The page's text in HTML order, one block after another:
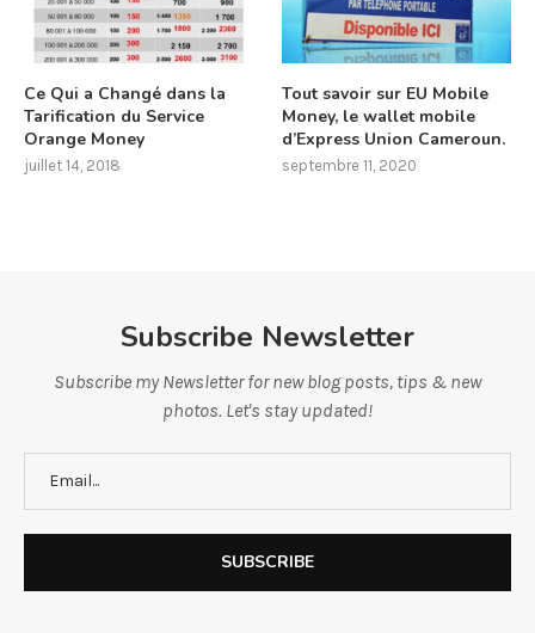
Ce Qui a Changé dans la
Tarification du Service
Orange Money
juillet 14, 2018
Tout savoir sur EU Mobile
Money, le wallet mobile
d’Express Union Cameroun.
septembre 11, 2020
Subscribe Newsletter
Subscribe my Newsletter for new blog posts, tips & new
photos. Let's stay updated!